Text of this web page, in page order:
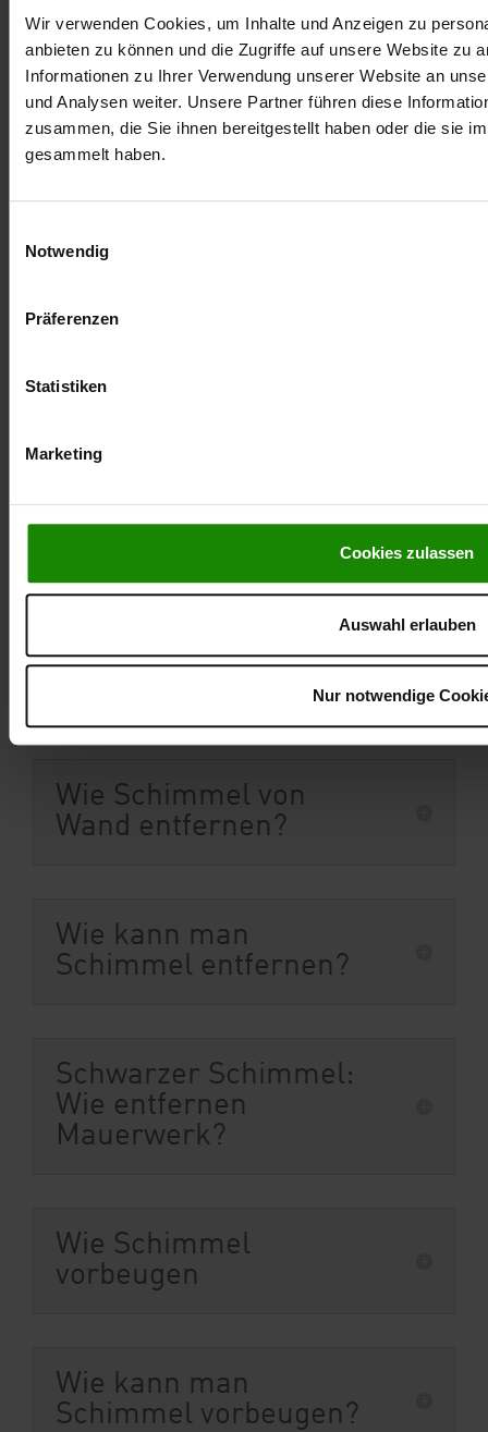
Wir verwenden Cookies, um Inhalte und Anzeigen zu
anbieten zu können und die Zugriffe auf unsere Website zu
Informationen zu Ihrer Verwendung unserer Website an
und Analysen weiter. Unsere Partner führen diese
zusammen, die Sie ihnen bereitgestellt haben oder die sie
gesammelt haben.
Notwendig
Präferenzen
Statistiken
Marketing
Cookies zulassen
Auswahl erlauben
Nur notwendige
Vermeiden von Schimmelbildung durch die
Luftzirkulation
Hervorragender Wärme- und Witterungsschutz
Zusätzlicher Brand-, Schall- und Blitzschutz
Unterstützung der Langlebigkeit der
Bausubstanz und Ihrer Immobilie
Bildet sich Schimmel an der Wand, kommt es
selbst zu entfernen. Anderes gilt, wenn die
gegebenenfalls Baumängel zurückzuführen ist. Dann
die Schimmelbildung vorzugehen. Gleiches gilt, wenn
hinterlüftete Fassadeist.
FAQ zu Schimmelbildung
Wie Schimmel von
Wand entfernen?
Wie kann man
Schimmel entfernen?
Schwarzer Schimmel:
Wie entfernen
Mauerwerk?
Wie Schimmel
vorbeugen
Wie kann man
Schimmel vorbeugen?